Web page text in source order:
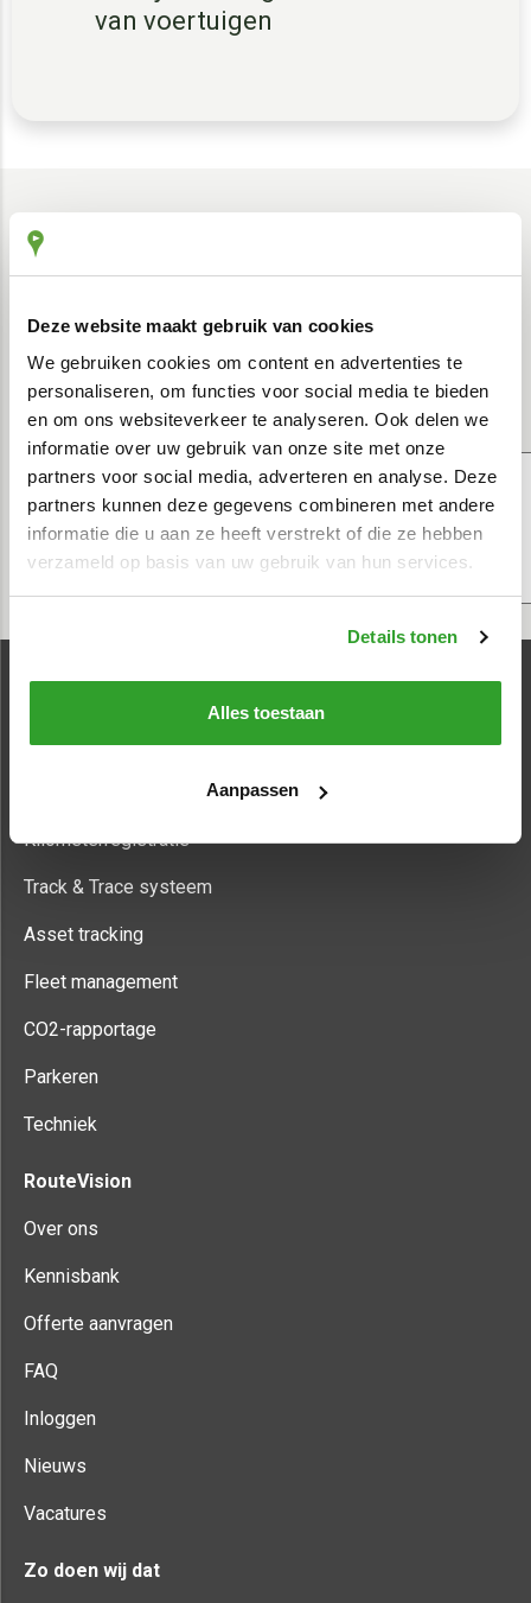
Deze website maakt gebruik van cookies
We gebruiken cookies om content en advertenties te
personaliseren, om functies voor social media te bieden
en om ons websiteverkeer te analyseren. Ook delen we
informatie over uw gebruik van onze site met onze
partners voor social media, adverteren en analyse. Deze
partners kunnen deze gegevens combineren met andere
informatie die u aan ze heeft verstrekt of die ze hebben
verzameld op basis van uw gebruik van hun services.
Details tonen
Alles toestaan
Aanpassen
van voertuigen
Onze klanten zijn zeer tevreden over de automatische
rittenregistratie en onze service. Daar zijn we trots op!
Lees hier alle klantbeoordelingen
Het keurmerk ritregistratiesystemen geeft jou de
eisen van de Belastingdienst en AVG voldoet.
Meer over Keurmerk RitRegistratieSystemen
Informatie
Kilometerregistratie
Track & Trace systeem
Asset tracking
Fleet management
CO2-rapportage
Parkeren
Techniek
RouteVision
Over ons
Kennisbank
Offerte aanvragen
FAQ
Inloggen
Nieuws
Vacatures
Zo doen wij dat